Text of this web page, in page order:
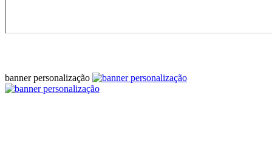
banner personalização